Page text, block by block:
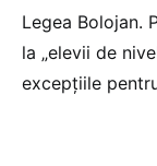
Legea Bolojan.
la „elevii de
excepțiile